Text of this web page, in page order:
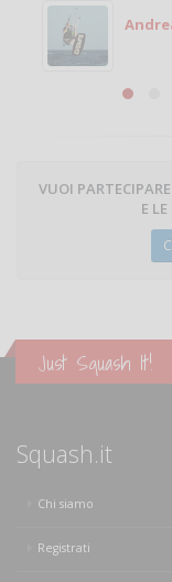
Michele
VUOI
E
Just Squash It!
Squash.it
Chi siamo
Registrati